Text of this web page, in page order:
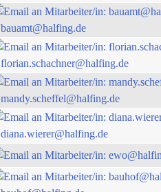
bauamt@halfing.de
florian.schachner@halfing.de
mandy.scheffel@halfing.de
diana.wierer@halfing.de